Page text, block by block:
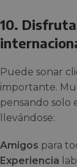
10.
Puede sonar
importante.
pensando solo
llevándose:
Amigos para
Experiencia